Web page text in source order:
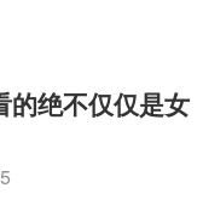
的绝不仅仅是女